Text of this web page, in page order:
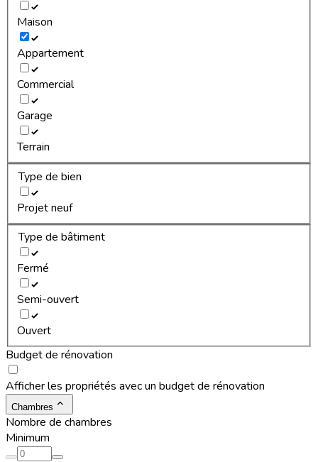
Maison
Appartement
Commercial
Garage
Terrain
Type de bien
Projet neuf
Type de bâtiment
Fermé
Semi-ouvert
Ouvert
Budget de rénovation
Afficher les propriétés avec un budget de rénovation
Chambres
Nombre de chambres
Minimum